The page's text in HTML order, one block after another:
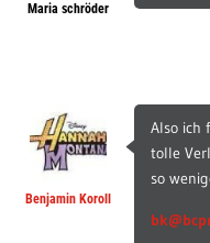
Maria schröder
Benjamin Koroll
Also ich
tolle
so